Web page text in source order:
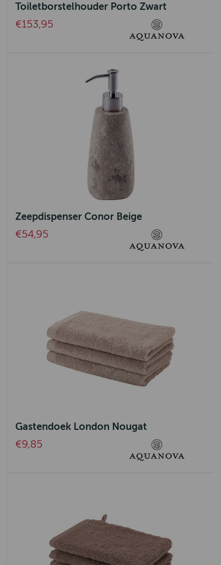
Toiletborstelhouder Porto Zwart
€153,95
Zeepdispenser Conor Beige
€54,95
Gastendoek London Nougat
€9,85